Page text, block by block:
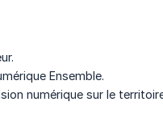
Ensemble.
numérique sur le